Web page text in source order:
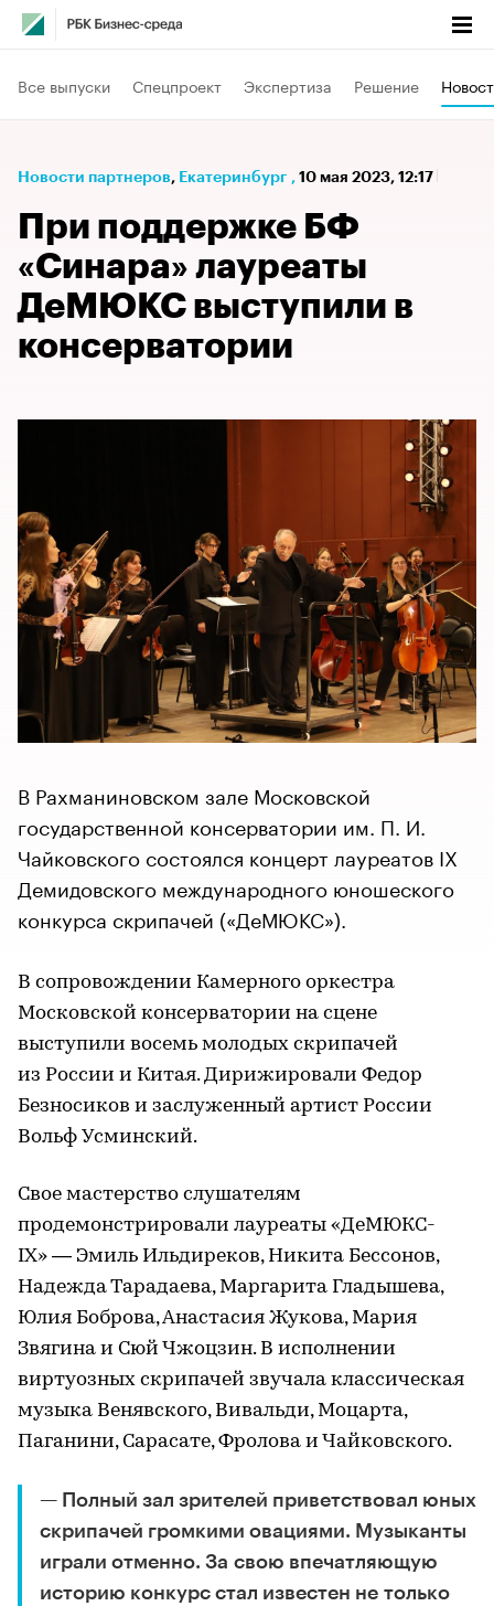
Все выпуски Спецпроект Экспертиза Решение
Новости партнеров⁠, Екатеринбург , 10 мая 2023, 12:17
При поддержке БФ
«Синара» лауреаты
ДеМЮКС выступили в
консерватории
В Рахманиновском зале Московской
государственной консерватории им. П. И.
Чайковского состоялся концерт лауреатов IX
Демидовского международного юношеского
конкурса скрипачей («ДеМЮКС»).
В сопровождении Камерного оркестра
Московской консерватории на сцене
выступили восемь молодых скрипачей
из России и Китая. Дирижировали Федор
Безносиков и заслуженный артист России
Вольф Усминский.
Свое мастерство слушателям
продемонстрировали лауреаты «ДеМЮКС-
IX» — Эмиль Ильдиреков, Никита Бессонов,
Надежда Тарадаева, Маргарита Гладышева,
Юлия Боброва, Анастасия Жукова, Мария
Звягина и Сюй Чжоцзин. В исполнении
виртуозных скрипачей звучала классическая
музыка Венявского, Вивальди, Моцарта,
Паганини, Сарасате, Фролова и Чайковского.
— Полный зал зрителей приветствовал юных
скрипачей громкими овациями. Музыканты
играли отменно. За свою впечатляющую
историю конкурс стал известен не только